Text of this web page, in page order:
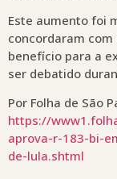
Este aumento foi
concordaram
benefício para a
ser debatido
Por Folha de São
https://
aprova-r-183-bi-
de-lula.shtml